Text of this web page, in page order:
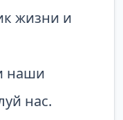
жизни и
наши
нас.